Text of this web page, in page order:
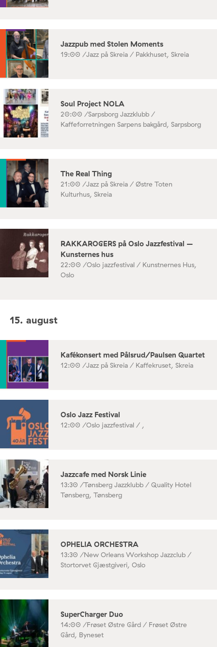
Jazzpub med Stolen Moments
19:00 /Jazz på Skreia / Pakkhuset, Skreia
Soul Project NOLA
20:00 /Sarpsborg Jazzklubb /
Kaffeforretningen Sarpens bakgård, Sarpsborg
The Real Thing
21:00 /Jazz på Skreia / Østre Toten
Kulturhus, Skreia
RAKKAROGERS på Oslo Jazzfestival –
Kunsternes hus
22:00 /Oslo jazzfestival / Kunstnernes Hus,
Oslo
15. august
Kafékonsert med Pålsrud/Paulsen Quartet
12:00 /Jazz på Skreia / Kaffekruset, Skreia
Oslo Jazz Festival
12:00 /Oslo jazzfestival / ,
Jazzcafe med Norsk Linie
13:30 /Tønsberg Jazzklubb / Quality Hotel
Tønsberg, Tønsberg
OPHELIA ORCHESTRA
13:30 /New Orleans Workshop Jazzclub /
Stortorvet Gjæstgiveri, Oslo
SuperCharger Duo
14:00 /Frøset Østre Gård / Frøset Østre
Gård, Byneset